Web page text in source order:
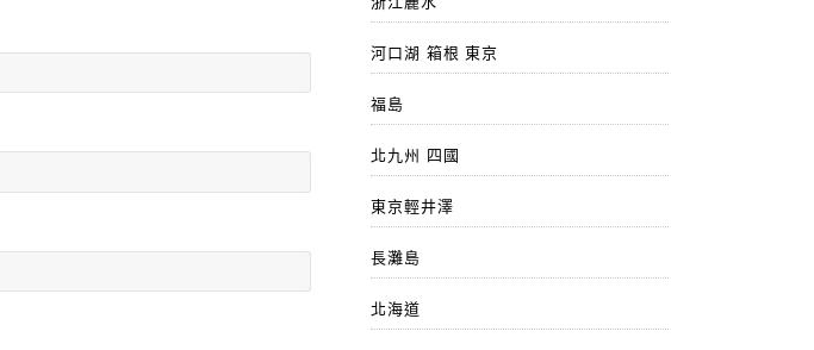
河口湖 箱根 東京
福島
北九州 四國
東京輕井澤
長灘島
北海道